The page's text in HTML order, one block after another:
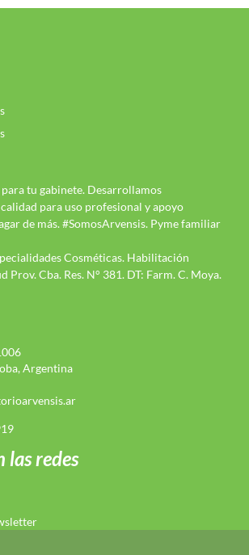
tu gabinete. Desarrollamos
para uso profesional y apoyo
de más. #SomosArvensis. Pyme familiar
Cosméticas. Habilitación
Prov. Cba. Res. N° 381. DT: Farm. C. Moya.
Argentina
las redes